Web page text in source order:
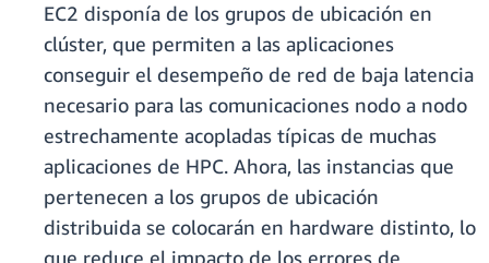
EC2 disponía de los grupos de ubicación en
clúster, que permiten a las aplicaciones
conseguir el desempeño de red de baja latencia
necesario para las comunicaciones nodo a nodo
estrechamente acopladas típicas de muchas
aplicaciones de HPC. Ahora, las instancias que
pertenecen a los grupos de ubicación
distribuida se colocarán en hardware distinto, lo
que reduce el impacto de los errores de